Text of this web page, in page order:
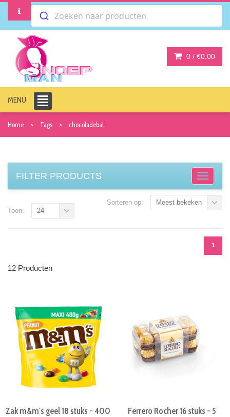
Zoeken naar producten
0 / €0,00
MENU
Home Tags chocoladebal
FILTER PRODUCTS
Sorteren op: Meest bekeken
1
Toon: 24
12 Producten
Zak m&m's geel 18 stuks - 400
Ferrero Rocher 16 stuks - 5